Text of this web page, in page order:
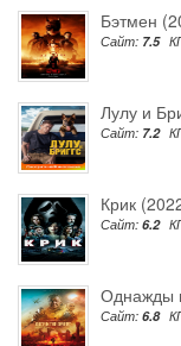
Бэтмен
Сайт: 7.5
Лулу и
Сайт: 7.2
Крик
Сайт: 6.2
Однажды
Сайт: 6.8